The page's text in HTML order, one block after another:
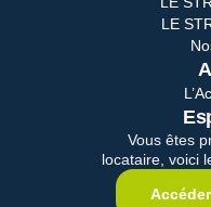
LE
Vous êtes
locataire, voici